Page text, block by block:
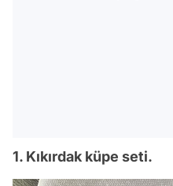
1. Kıkırdak küpe seti.